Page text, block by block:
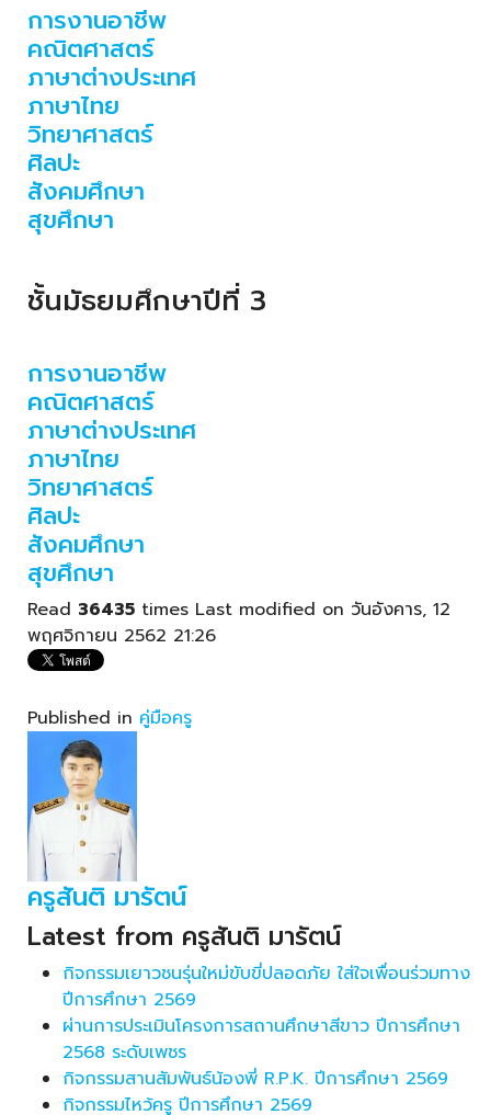
การงานอาชีพ
คณิตศาสตร์
ภาษาต่างประเทศ
ภาษาไทย
วิทยาศาสตร์
ศิลปะ
สังคมศึกษา
สุขศึกษา
ชั้นมัธยมศึกษาปีที่ 3
การงานอาชีพ
คณิตศาสตร์
ภาษาต่างประเทศ
ภาษาไทย
วิทยาศาสตร์
ศิลปะ
สังคมศึกษา
สุขศึกษา
Read 36435 times Last modified on วันอังคาร, 12
พฤศจิกายน 2562 21:26
Published in คู่มือครู
ครูสันติ มารัตน์
Latest from ครูสันติ มารัตน์
กิจกรรมเยาวชนรุ่นใหม่ขับขี่ปลอดภัย ใส่ใจเพื่อนร่วมทาง
ปีการศึกษา 2569
ผ่านการประเมินโครงการสถานศึกษาสีขาว ปีการศึกษา
2568 ระดับเพชร
กิจกรรมสานสัมพันธ์น้องพี่ R.P.K. ปีการศึกษา 2569
กิจกรรมไหว้ครู ปีการศึกษา 2569